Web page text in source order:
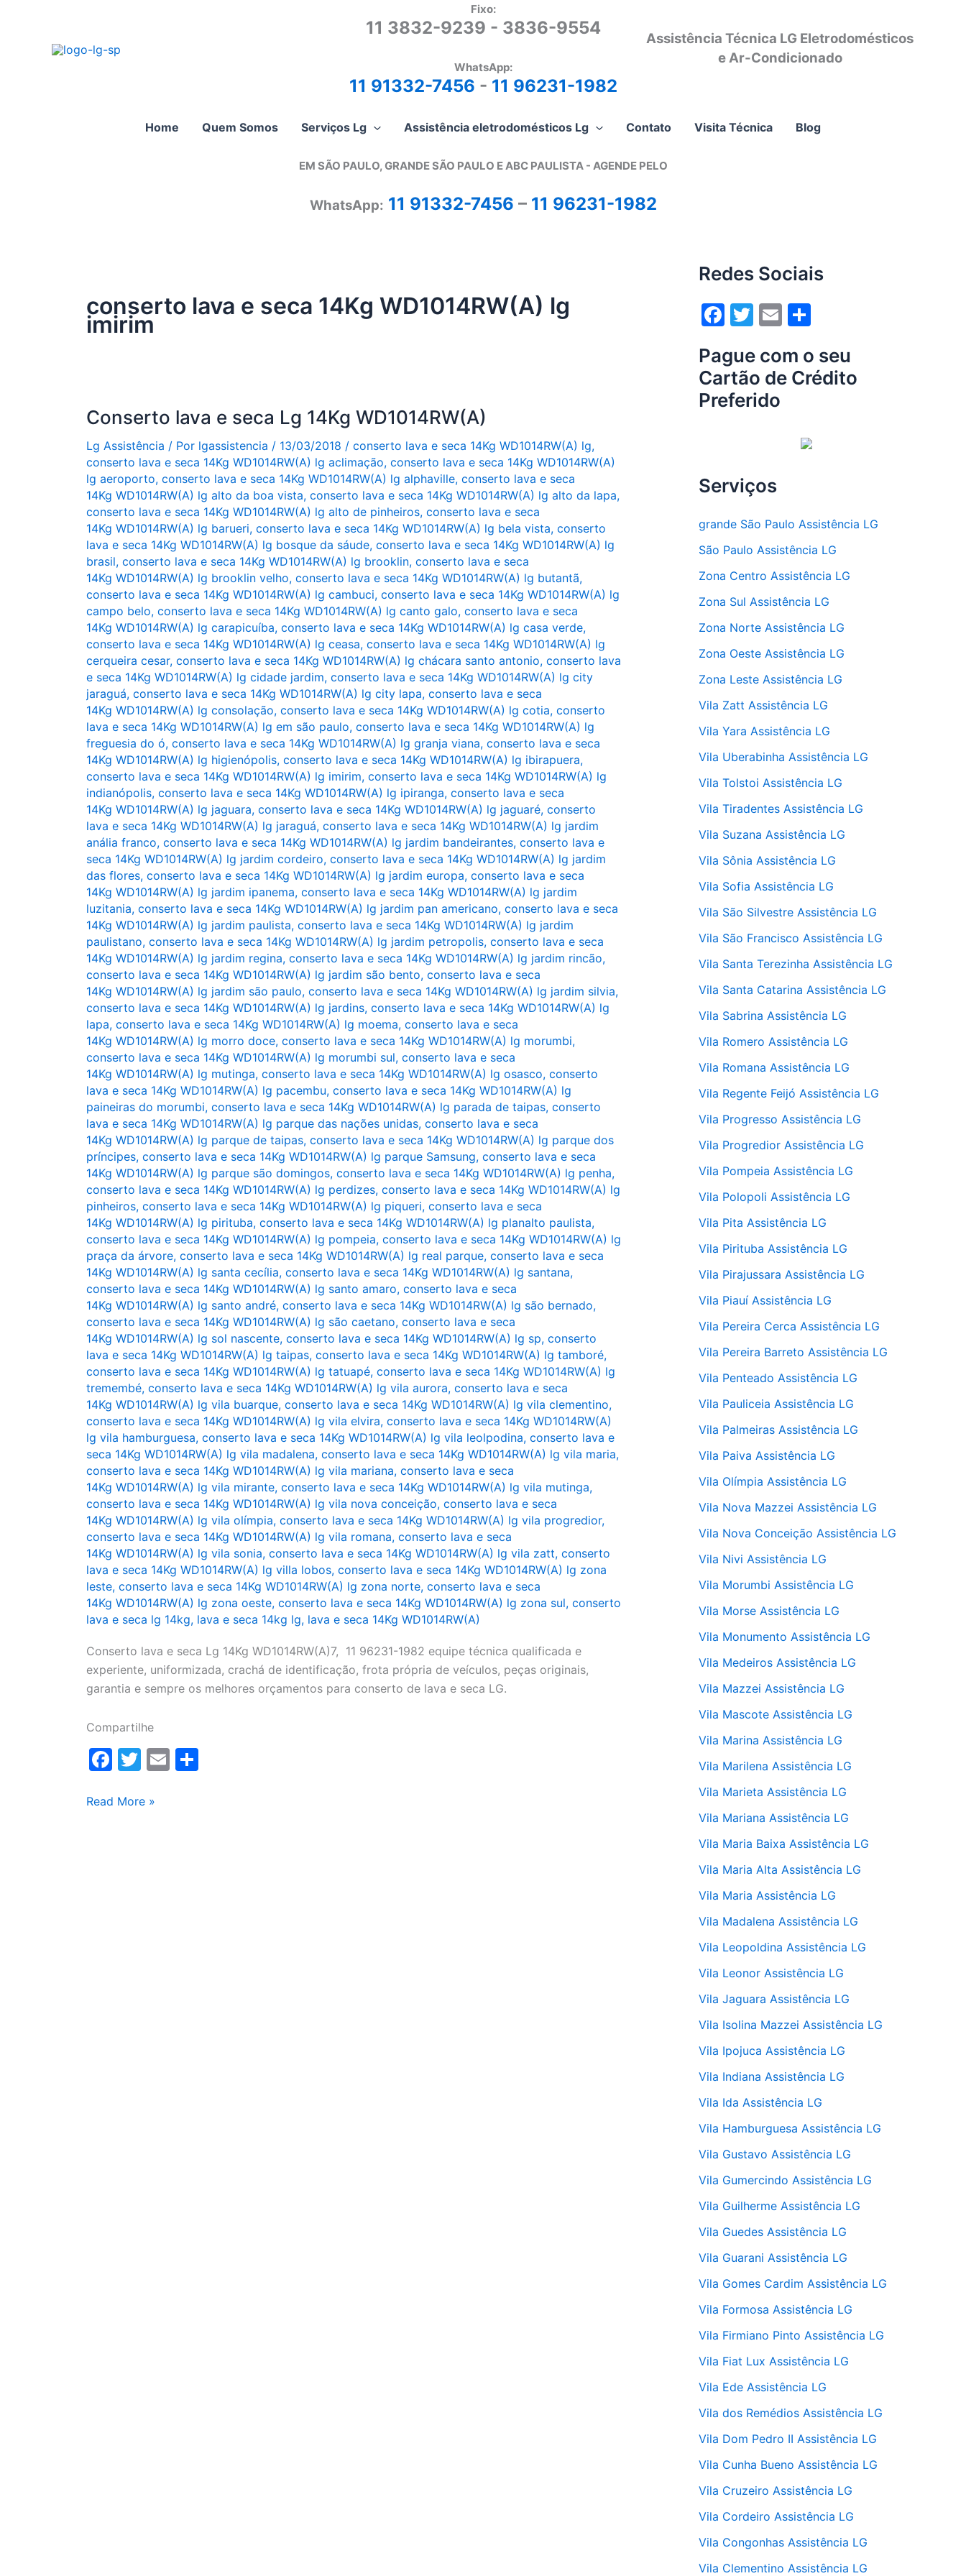
Fixo:
11 3832-9239 - 3836-9554
WhatsApp:
11 91332-7456 - 11 96231-1982
Assistência Técnica LG Eletrodomésticos
e Ar-Condicionado
Home Quem Somos Serviços Lg Assistência eletrodomésticos Lg Contato Visita Técnica Blog
EM SÃO PAULO, GRANDE SÃO PAULO E ABC PAULISTA - AGENDE PELO
WhatsApp: 11 91332-7456 – 11 96231-1982
conserto lava e seca 14Kg WD1014RW(A) lg
imirim
Conserto lava e seca Lg 14Kg WD1014RW(A)
Lg Assistência / Por lgassistencia / 13/03/2018 / conserto lava e seca 14Kg WD1014RW(A) lg,
conserto lava e seca 14Kg WD1014RW(A) lg aclimação, conserto lava e seca 14Kg WD1014RW(A)
lg aeroporto, conserto lava e seca 14Kg WD1014RW(A) lg alphaville, conserto lava e seca
14Kg WD1014RW(A) lg alto da boa vista, conserto lava e seca 14Kg WD1014RW(A) lg alto da lapa,
conserto lava e seca 14Kg WD1014RW(A) lg alto de pinheiros, conserto lava e seca
14Kg WD1014RW(A) lg barueri, conserto lava e seca 14Kg WD1014RW(A) lg bela vista, conserto
lava e seca 14Kg WD1014RW(A) lg bosque da sáude, conserto lava e seca 14Kg WD1014RW(A) lg
brasil, conserto lava e seca 14Kg WD1014RW(A) lg brooklin, conserto lava e seca
14Kg WD1014RW(A) lg brooklin velho, conserto lava e seca 14Kg WD1014RW(A) lg butantã,
conserto lava e seca 14Kg WD1014RW(A) lg cambuci, conserto lava e seca 14Kg WD1014RW(A) lg
campo belo, conserto lava e seca 14Kg WD1014RW(A) lg canto galo, conserto lava e seca
14Kg WD1014RW(A) lg carapicuíba, conserto lava e seca 14Kg WD1014RW(A) lg casa verde,
conserto lava e seca 14Kg WD1014RW(A) lg ceasa, conserto lava e seca 14Kg WD1014RW(A) lg
cerqueira cesar, conserto lava e seca 14Kg WD1014RW(A) lg chácara santo antonio, conserto lava
e seca 14Kg WD1014RW(A) lg cidade jardim, conserto lava e seca 14Kg WD1014RW(A) lg city
jaraguá, conserto lava e seca 14Kg WD1014RW(A) lg city lapa, conserto lava e seca
14Kg WD1014RW(A) lg consolação, conserto lava e seca 14Kg WD1014RW(A) lg cotia, conserto
lava e seca 14Kg WD1014RW(A) lg em são paulo, conserto lava e seca 14Kg WD1014RW(A) lg
freguesia do ó, conserto lava e seca 14Kg WD1014RW(A) lg granja viana, conserto lava e seca
14Kg WD1014RW(A) lg higienópolis, conserto lava e seca 14Kg WD1014RW(A) lg ibirapuera,
conserto lava e seca 14Kg WD1014RW(A) lg imirim, conserto lava e seca 14Kg WD1014RW(A) lg
indianópolis, conserto lava e seca 14Kg WD1014RW(A) lg ipiranga, conserto lava e seca
14Kg WD1014RW(A) lg jaguara, conserto lava e seca 14Kg WD1014RW(A) lg jaguaré, conserto
lava e seca 14Kg WD1014RW(A) lg jaraguá, conserto lava e seca 14Kg WD1014RW(A) lg jardim
anália franco, conserto lava e seca 14Kg WD1014RW(A) lg jardim bandeirantes, conserto lava e
seca 14Kg WD1014RW(A) lg jardim cordeiro, conserto lava e seca 14Kg WD1014RW(A) lg jardim
das flores, conserto lava e seca 14Kg WD1014RW(A) lg jardim europa, conserto lava e seca
14Kg WD1014RW(A) lg jardim ipanema, conserto lava e seca 14Kg WD1014RW(A) lg jardim
luzitania, conserto lava e seca 14Kg WD1014RW(A) lg jardim pan americano, conserto lava e seca
14Kg WD1014RW(A) lg jardim paulista, conserto lava e seca 14Kg WD1014RW(A) lg jardim
paulistano, conserto lava e seca 14Kg WD1014RW(A) lg jardim petropolis, conserto lava e seca
14Kg WD1014RW(A) lg jardim regina, conserto lava e seca 14Kg WD1014RW(A) lg jardim rincão,
conserto lava e seca 14Kg WD1014RW(A) lg jardim são bento, conserto lava e seca
14Kg WD1014RW(A) lg jardim são paulo, conserto lava e seca 14Kg WD1014RW(A) lg jardim silvia,
conserto lava e seca 14Kg WD1014RW(A) lg jardins, conserto lava e seca 14Kg WD1014RW(A) lg
lapa, conserto lava e seca 14Kg WD1014RW(A) lg moema, conserto lava e seca
14Kg WD1014RW(A) lg morro doce, conserto lava e seca 14Kg WD1014RW(A) lg morumbi,
conserto lava e seca 14Kg WD1014RW(A) lg morumbi sul, conserto lava e seca
14Kg WD1014RW(A) lg mutinga, conserto lava e seca 14Kg WD1014RW(A) lg osasco, conserto
lava e seca 14Kg WD1014RW(A) lg pacembu, conserto lava e seca 14Kg WD1014RW(A) lg
paineiras do morumbi, conserto lava e seca 14Kg WD1014RW(A) lg parada de taipas, conserto
lava e seca 14Kg WD1014RW(A) lg parque das nações unidas, conserto lava e seca
14Kg WD1014RW(A) lg parque de taipas, conserto lava e seca 14Kg WD1014RW(A) lg parque dos
príncipes, conserto lava e seca 14Kg WD1014RW(A) lg parque Samsung, conserto lava e seca
14Kg WD1014RW(A) lg parque são domingos, conserto lava e seca 14Kg WD1014RW(A) lg penha,
conserto lava e seca 14Kg WD1014RW(A) lg perdizes, conserto lava e seca 14Kg WD1014RW(A) lg
pinheiros, conserto lava e seca 14Kg WD1014RW(A) lg piqueri, conserto lava e seca
14Kg WD1014RW(A) lg pirituba, conserto lava e seca 14Kg WD1014RW(A) lg planalto paulista,
conserto lava e seca 14Kg WD1014RW(A) lg pompeia, conserto lava e seca 14Kg WD1014RW(A) lg
praça da árvore, conserto lava e seca 14Kg WD1014RW(A) lg real parque, conserto lava e seca
14Kg WD1014RW(A) lg santa cecília, conserto lava e seca 14Kg WD1014RW(A) lg santana,
conserto lava e seca 14Kg WD1014RW(A) lg santo amaro, conserto lava e seca
14Kg WD1014RW(A) lg santo andré, conserto lava e seca 14Kg WD1014RW(A) lg são bernado,
conserto lava e seca 14Kg WD1014RW(A) lg são caetano, conserto lava e seca
14Kg WD1014RW(A) lg sol nascente, conserto lava e seca 14Kg WD1014RW(A) lg sp, conserto
lava e seca 14Kg WD1014RW(A) lg taipas, conserto lava e seca 14Kg WD1014RW(A) lg tamboré,
conserto lava e seca 14Kg WD1014RW(A) lg tatuapé, conserto lava e seca 14Kg WD1014RW(A) lg
tremembé, conserto lava e seca 14Kg WD1014RW(A) lg vila aurora, conserto lava e seca
14Kg WD1014RW(A) lg vila buarque, conserto lava e seca 14Kg WD1014RW(A) lg vila clementino,
conserto lava e seca 14Kg WD1014RW(A) lg vila elvira, conserto lava e seca 14Kg WD1014RW(A)
lg vila hamburguesa, conserto lava e seca 14Kg WD1014RW(A) lg vila leolpodina, conserto lava e
seca 14Kg WD1014RW(A) lg vila madalena, conserto lava e seca 14Kg WD1014RW(A) lg vila maria,
conserto lava e seca 14Kg WD1014RW(A) lg vila mariana, conserto lava e seca
14Kg WD1014RW(A) lg vila mirante, conserto lava e seca 14Kg WD1014RW(A) lg vila mutinga,
conserto lava e seca 14Kg WD1014RW(A) lg vila nova conceição, conserto lava e seca
14Kg WD1014RW(A) lg vila olímpia, conserto lava e seca 14Kg WD1014RW(A) lg vila progredior,
conserto lava e seca 14Kg WD1014RW(A) lg vila romana, conserto lava e seca
14Kg WD1014RW(A) lg vila sonia, conserto lava e seca 14Kg WD1014RW(A) lg vila zatt, conserto
lava e seca 14Kg WD1014RW(A) lg villa lobos, conserto lava e seca 14Kg WD1014RW(A) lg zona
leste, conserto lava e seca 14Kg WD1014RW(A) lg zona norte, conserto lava e seca
14Kg WD1014RW(A) lg zona oeste, conserto lava e seca 14Kg WD1014RW(A) lg zona sul, conserto
lava e seca lg 14kg, lava e seca 14kg lg, lava e seca 14Kg WD1014RW(A)
Conserto lava e seca Lg 14Kg WD1014RW(A)7, 11 96231-1982 equipe técnica qualificada e
experiente, uniformizada, crachá de identificação, frota própria de veículos, peças originais,
garantia e sempre os melhores orçamentos para conserto de lava e seca LG.
Compartilhe
F
c
T
itt
E
Conserto
Read More »
Redes Sociais
F
c
e
b
k
T
itt
er
E
ai
l
ar
e
Pague com o seu
Cartão de Crédito
Preferido
Serviços
grande São Paulo Assistência LG
São Paulo Assistência LG
Zona Centro Assistência LG
Zona Sul Assistência LG
Zona Norte Assistência LG
Zona Oeste Assistência LG
Zona Leste Assistência LG
Vila Zatt Assistência LG
Vila Yara Assistência LG
Vila Uberabinha Assistência LG
Vila Tolstoi Assistência LG
Vila Tiradentes Assistência LG
Vila Suzana Assistência LG
Vila Sônia Assistência LG
Vila Sofia Assistência LG
Vila São Silvestre Assistência LG
Vila São Francisco Assistência LG
Vila Santa Terezinha Assistência LG
Vila Santa Catarina Assistência LG
Vila Sabrina Assistência LG
Vila Romero Assistência LG
Vila Romana Assistência LG
Vila Regente Feijó Assistência LG
Vila Progresso Assistência LG
Vila Progredior Assistência LG
Vila Pompeia Assistência LG
Vila Polopoli Assistência LG
Vila Pita Assistência LG
Vila Pirituba Assistência LG
Vila Pirajussara Assistência LG
Vila Piauí Assistência LG
Vila Pereira Cerca Assistência LG
Vila Pereira Barreto Assistência LG
Vila Penteado Assistência LG
Vila Pauliceia Assistência LG
Vila Palmeiras Assistência LG
Vila Paiva Assistência LG
Vila Olímpia Assistência LG
Vila Nova Mazzei Assistência LG
Vila Nova Conceição Assistência LG
Vila Nivi Assistência LG
Vila Morumbi Assistência LG
Vila Morse Assistência LG
Vila Monumento Assistência LG
Vila Medeiros Assistência LG
Vila Mazzei Assistência LG
Vila Mascote Assistência LG
Vila Marina Assistência LG
Vila Marilena Assistência LG
Vila Marieta Assistência LG
Vila Mariana Assistência LG
Vila Maria Baixa Assistência LG
Vila Maria Alta Assistência LG
Vila Maria Assistência LG
Vila Madalena Assistência LG
Vila Leopoldina Assistência LG
Vila Leonor Assistência LG
Vila Jaguara Assistência LG
Vila Isolina Mazzei Assistência LG
Vila Ipojuca Assistência LG
Vila Indiana Assistência LG
Vila Ida Assistência LG
Vila Hamburguesa Assistência LG
Vila Gustavo Assistência LG
Vila Gumercindo Assistência LG
Vila Guilherme Assistência LG
Vila Guedes Assistência LG
Vila Guarani Assistência LG
Vila Gomes Cardim Assistência LG
Vila Formosa Assistência LG
Vila Firmiano Pinto Assistência LG
Vila Fiat Lux Assistência LG
Vila Ede Assistência LG
Vila dos Remédios Assistência LG
Vila Dom Pedro II Assistência LG
Vila Cunha Bueno Assistência LG
Vila Cruzeiro Assistência LG
Vila Cordeiro Assistência LG
Vila Congonhas Assistência LG
Vila Clementino Assistência LG